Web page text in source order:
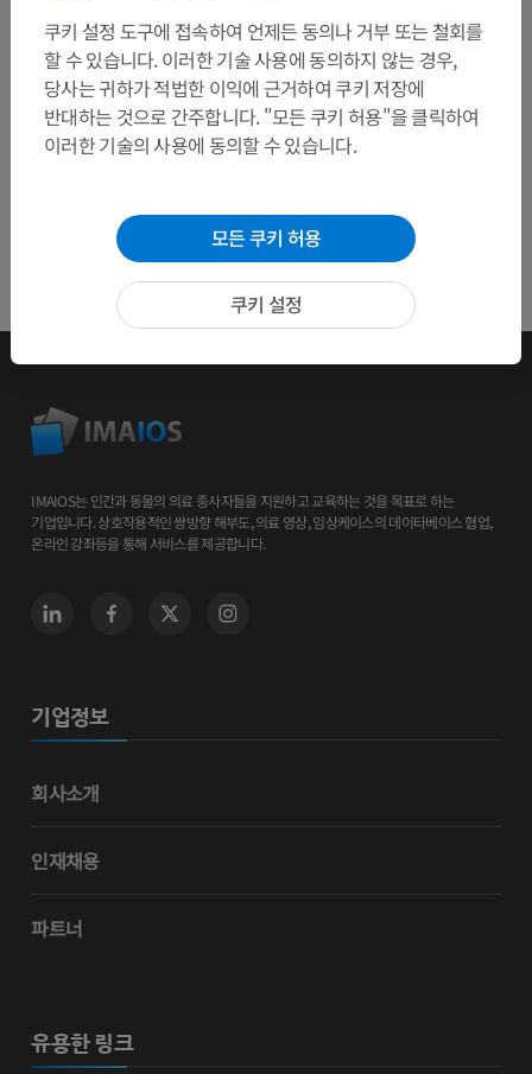
앱 다운로드
IMAIOS는 인간과 동물의 의료 종사자들을 지원하고 교육하는 것을 목표로 하는
기업입니다. 상호작용적인 쌍방향 해부도, 의료 영상, 임상케이스의 데이타베이스 협업,
온라인 강좌등을 통해 서비스를 제공합니다.
기업정보
회사소개
인재채용
파트너
유용한 링크
쿠키 설정 도구에 접속하여 언제든 동의나 거부 또는 철회를
할 수 있습니다. 이러한 기술 사용에 동의하지 않는 경우,
당사는 귀하가 적법한 이익에 근거하여 쿠키 저장에
반대하는 것으로 간주합니다. "모든 쿠키 허용"을 클릭하여
이러한 기술의 사용에 동의할 수 있습니다.
모든 쿠키 허용
쿠키 설정